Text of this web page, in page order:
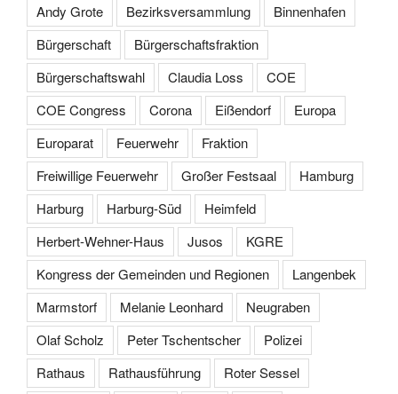
Andy Grote Bezirksversammlung
Binnenhafen
Bürgerschaft
Bürgerschaftsfraktion
Bürgerschaftswahl
Claudia Loss
COE
COE Congress
Corona Eißendorf
Europa
Europarat
Feuerwehr
Fraktion
Freiwillige Feuerwehr
Großer Festsaal
Hamburg
Harburg
Harburg-Süd
Heimfeld
Herbert-Wehner-Haus
Jusos
KGRE
Kongress der Gemeinden und Regionen
Langenbek
Marmstorf
Melanie Leonhard
Neugraben
Olaf Scholz
Peter Tschentscher
Polizei
Rathaus
Rathausführung
Roter Sessel